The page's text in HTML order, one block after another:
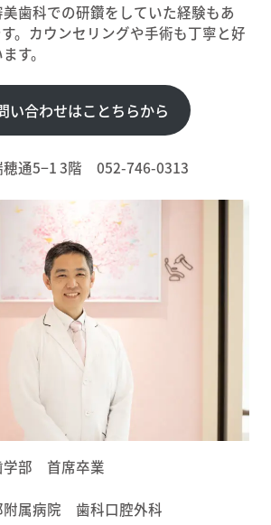
歯科での研鑽をしていた経験もあ
。カウンセリングや手術も丁寧と好
す。
い合わせはことちらから
穂通5−1 3階 052-746-0313
学部 首席卒業
附属病院 歯科口腔外科